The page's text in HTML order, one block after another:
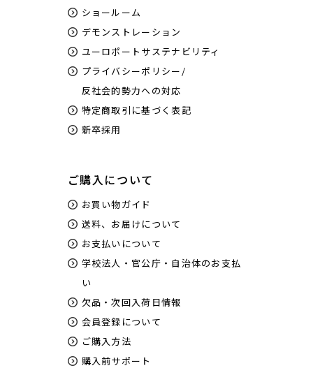
ショールーム
デモンストレーション
ユーロポートサステナビリティ
プライバシーポリシー/
反社会的勢力への対応
特定商取引に基づく表記
新卒採用
ご購入について
お買い物ガイド
送料、お届けについて
お支払いについて
学校法人・官公庁・自治体のお支払
い
欠品・次回入荷日情報
会員登録について
ご購入方法
購入前サポート